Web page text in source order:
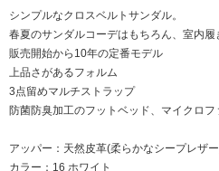
シンプルなクロスベルトサンダル。
春夏のサンダルコーデはもちろん、室内履
販売開始から10年の定番モデル
上品さがあるフォルム
3点留めマルチストラップ
防菌防臭加工のフットベッド、マイクロフ
アッパー：天然皮革(柔らかなシープレザ
カラー：16 ホワイト